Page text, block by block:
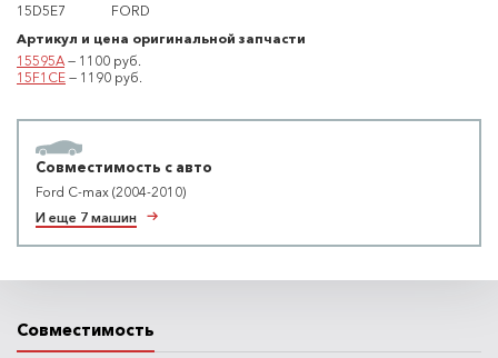
15D5E7
FORD
Артикул и цена оригинальной запчасти
15595A — 1100 руб.
15F1CE — 1190 руб.
Совместимость с авто
Ford C-max (2004-2010)
И еще 7 машин
Совместимость